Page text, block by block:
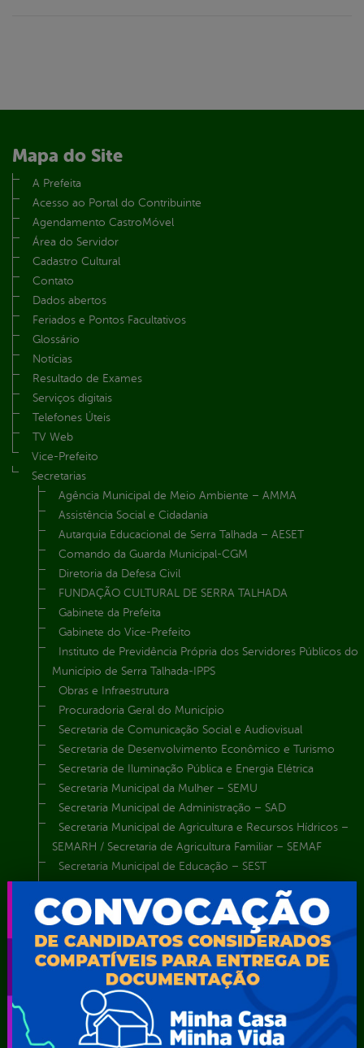
Mapa do Site
A Prefeita
Acesso ao Portal do Contribuinte
Agendamento CastroMóvel
Área do Servidor
Cadastro Cultural
Contato
Dados abertos
Feriados e Pontos Facultativos
Glossário
Notícias
Resultado de Exames
Serviços digitais
Telefones Úteis
TV Web
Vice-Prefeito
Secretarias
Agência Municipal de Meio Ambiente – AMMA
Assistência Social e Cidadania
Autarquia Educacional de Serra Talhada – AESET
Comando da Guarda Municipal-CGM
Diretoria da Defesa Civil
FUNDAÇÃO CULTURAL DE SERRA TALHADA
Gabinete da Prefeita
Gabinete do Vice-Prefeito
Instituto de Previdência Própria dos Servidores Públicos do
Município de Serra Talhada-IPPS
Obras e Infraestrutura
Procuradoria Geral do Município
Secretaria de Comunicação Social e Audiovisual
Secretaria de Desenvolvimento Econômico e Turismo
Secretaria de Iluminação Pública e Energia Elétrica
Secretaria Municipal da Mulher – SEMU
Secretaria Municipal de Administração – SAD
Secretaria Municipal de Agricultura e Recursos Hídricos –
SEMARH / Secretaria de Agricultura Familiar – SEMAF
Secretaria Municipal de Educação – SEST
Secretaria Municipal de Esporte e Lazer – SEMEL
Secretaria Municipal de Finanças – SECFIN
Secretaria Municipal de Governo – SEGOV
Secretaria Municipal de Meio Ambiente – SEMA
Secretaria Municipal de Planejamento e Gestão – SEPLAG
Secretaria Municipal de Relações Institucionais – SEMRI
Secretaria Municipal de Saúde – SMS
Secretaria Municipal de Serviços Públicos – SEMUSP
Superintendência de Trânsito e Transportes de Serra